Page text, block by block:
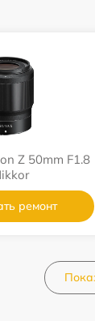
Z 50mm F1.8
ремонт